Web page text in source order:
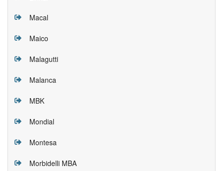
Macal
Maico
Malagutti
Malanca
MBK
Mondial
Montesa
Morbidelli MBA